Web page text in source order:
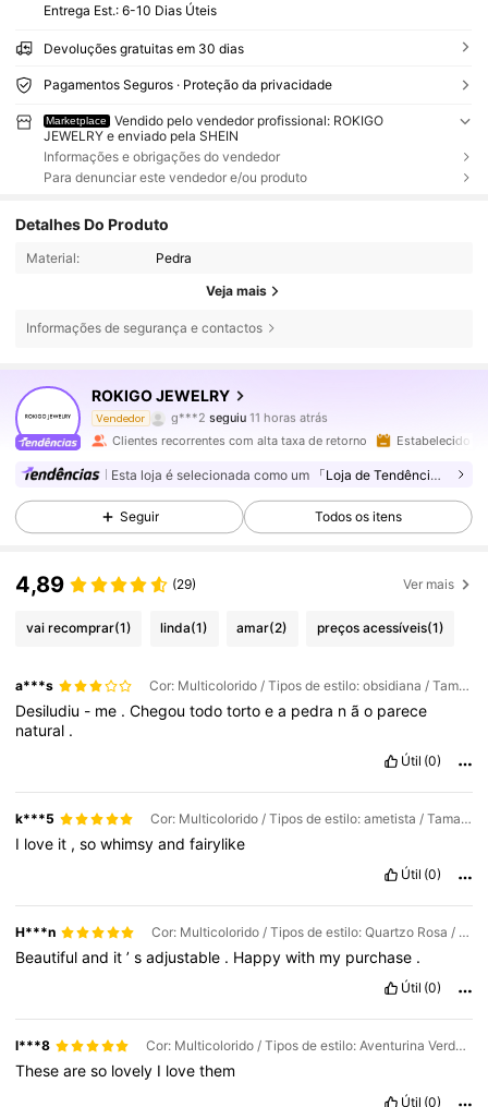
Entrega Est.: 6-10 Dias Úteis
Devoluções gratuitas em 30 dias
Pagamentos Seguros · Proteção da privacidade
Marketplace
Vendido pelo vendedor profissional: ROKIGO
JEWELRY e enviado pela SHEIN
Informações e obrigações do vendedor
Para denunciar este vendedor e/ou produto
Detalhes Do Produto
Material: Pedra
Veja mais
Informações de segurança e contactos
ROKIGO JEWELRY
Vendedor g***2 seguiu 11 horas atrás
4,88
33K Seguidores
33K Seguidores
4,88
4,88 33K Seguidores
4,88 33K Seguidores
Clientes recorrentes com alta taxa de retorno Estabelecido
Esta loja é selecionada como um 「Loja de Tendências」
Seguir Todos os itens
4,89 (29) Ver mais
vai recomprar(1) linda(1) amar(2) preços acessíveis(1)
a***s Cor: Multicolorido / Tipos de estilo: obsidiana / Tamanho: Tamanho Único
Desiludiu - me .Chegoutodotortoea pedra não parece
natural .
Útil (0)
k***5 Cor: Multicolorido / Tipos de estilo: ametista / Tamanho: Tamanho Único
I love it ,sowhimsyandfairylike
Útil (0)
H***n Cor: Multicolorido / Tipos de estilo: Quartzo Rosa / Tamanho: Tamanho Único
Beautifuland it’sadjustable . Happywith my purchase .
Útil (0)
l***8 Cor: Multicolorido / Tipos de estilo: Aventurina Verde / Tamanho: Tamanho Único
Theseareso lovely I lovethem
Útil (0)